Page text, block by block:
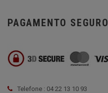
PAGAMENTO SEGURO
Telefone : 04 22 13 10 93